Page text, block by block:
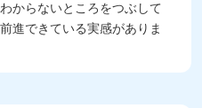
からないところをつぶして
進できている実感がありま